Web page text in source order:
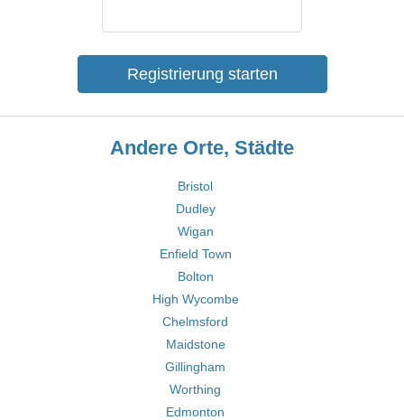
Registrierung starten
Andere Orte, Städte
Bristol
Dudley
Wigan
Enfield Town
Bolton
High Wycombe
Chelmsford
Maidstone
Gillingham
Worthing
Edmonton